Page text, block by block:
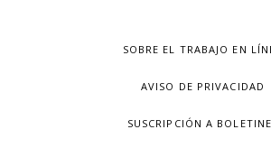
SOBRE EL TRABAJO EN
AVISO DE PRIVACIDAD
SUSCRIPCIÓN A